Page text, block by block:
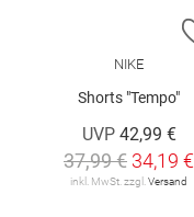
NIKE
Shorts "Tempo"
UVP 42,99 €
37,99 € 34,19 €
inkl. MwSt. zzgl. Versand